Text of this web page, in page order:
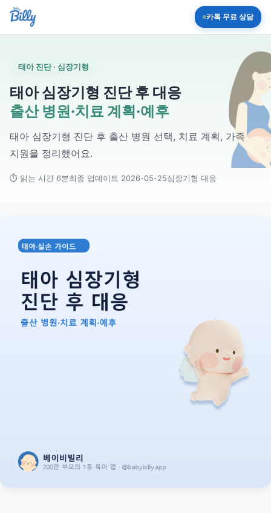
카톡 무료 상담
태아 진단 · 심장기형
태아 심장기형 진단 후 대응
출산 병원·치료 계획·예후
태아 심장기형 진단 후 출산 병원 선택, 치료 계획, 가족
지원을 정리했어요.
⏱ 읽는 시간 6분최종 업데이트 2026-05-25심장기형 대응